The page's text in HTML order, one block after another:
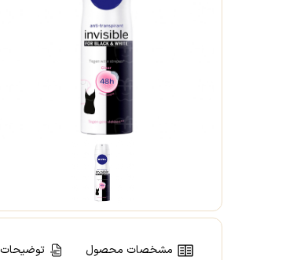
مشخصات محصول توضیحات